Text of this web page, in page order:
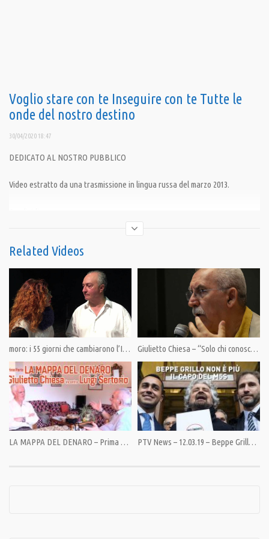
Voglio stare con te Inseguire con te Tutte le
onde del nostro destino
30/04/2020 18:47
DEDICATO AL NOSTRO PUBBLICO
Video estratto da una trasmissione in lingua russa del marzo 2013.
Category:PrimoPiano
Tags:Giulietto Chiesa
Related Videos
moro: i 55 giorni che cambiarono l’Italia. Intervista a Ulderico Pesce. Giulietto Chiesa – “Solo chi conosce la verità potrà difendersi”. Ecco perché Pandora tv.
LA MAPPA DEL DENARO – Prima parte PTV News – 12.03.19 – Beppe Grillo non è più il capo del M5S